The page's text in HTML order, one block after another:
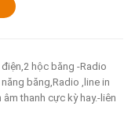
hộc băng -Radio
băng,Radio ,line in
thanh cực kỳ hay.-liên